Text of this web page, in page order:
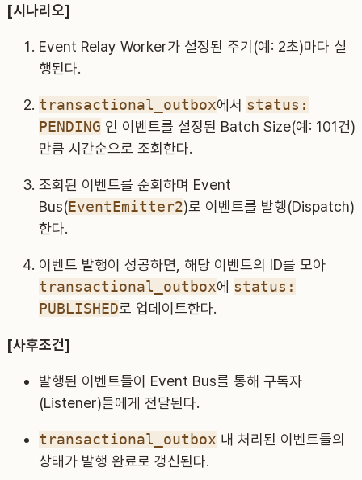
[시나리오]
Event Relay Worker가 설정된 주기(예: 2초)마다 실
행된다.
transactional_outbox에서 status:
PENDING 인 이벤트를 설정된 Batch Size(예: 101건)
만큼 시간순으로 조회한다.
조회된 이벤트를 순회하며 Event
Bus(EventEmitter2)로 이벤트를 발행(Dispatch)
한다.
이벤트 발행이 성공하면, 해당 이벤트의 ID를 모아
transactional_outbox에 status:
PUBLISHED로 업데이트한다.
[사후조건]
발행된 이벤트들이 Event Bus를 통해 구독자
(Listener)들에게 전달된다.
transactional_outbox 내 처리된 이벤트들의
상태가 발행 완료로 갱신된다.